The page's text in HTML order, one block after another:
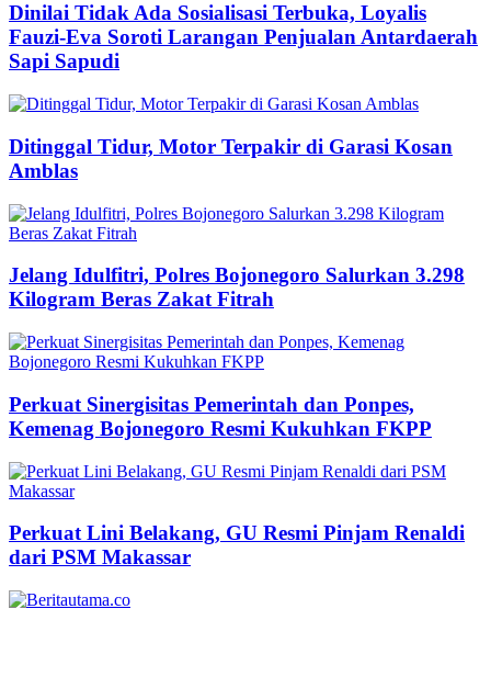
Dinilai Tidak Ada Sosialisasi Terbuka, Loyalis
Fauzi-Eva Soroti Larangan Penjualan Antardaerah
Sapi Sapudi
Ditinggal Tidur, Motor Terpakir di Garasi Kosan
Amblas
Jelang Idulfitri, Polres Bojonegoro Salurkan 3.298
Kilogram Beras Zakat Fitrah
Perkuat Sinergisitas Pemerintah dan Ponpes,
Kemenag Bojonegoro Resmi Kukuhkan FKPP
Perkuat Lini Belakang, GU Resmi Pinjam Renaldi
dari PSM Makassar